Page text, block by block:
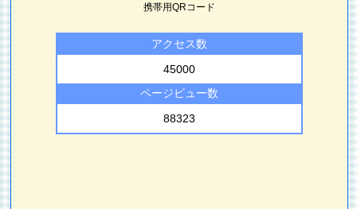
携帯用QRコード
アクセス数
45000
ページビュー数
88323